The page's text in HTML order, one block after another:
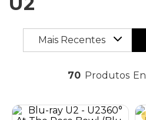
Mais Recentes
70 Produtos